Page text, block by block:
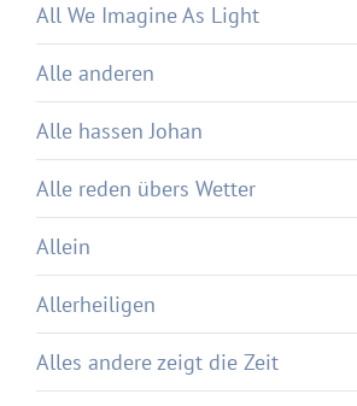
All We Imagine As Light
Alle anderen
Alle hassen Johan
Alle reden übers Wetter
Allein
Allerheiligen
Alles andere zeigt die Zeit